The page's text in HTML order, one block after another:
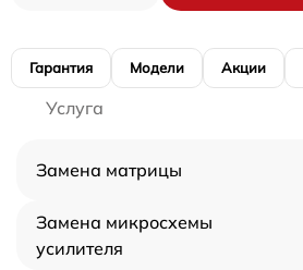
Гарантия Модели Акции
Услуга
Замена матрицы
Замена микросхемы
усилителя